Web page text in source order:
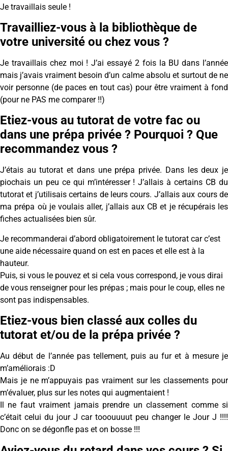
Je travaillais seule !
Travailliez-vous à la bibliothèque de
votre université ou chez vous ?
Je travaillais chez moi ! J’ai essayé 2 fois la BU dans l’année
mais j’avais vraiment besoin d’un calme absolu et surtout de ne
voir personne (de paces en tout cas) pour être vraiment à fond
(pour ne PAS me comparer !!)
Etiez-vous au tutorat de votre fac ou
dans une prépa privée ? Pourquoi ? Que
recommandez vous ?
J’étais au tutorat et dans une prépa privée. Dans les deux je
piochais un peu ce qui m’intéresser ! J’allais à certains CB du
tutorat et j’utilisais certains de leurs cours. J’allais aux cours de
ma prépa où je voulais aller, j’allais aux CB et je récupérais les
fiches actualisées bien sûr.
Je recommanderai d’abord obligatoirement le tutorat car c’est
une aide nécessaire quand on est en paces et elle est à la
hauteur.
Puis, si vous le pouvez et si cela vous correspond, je vous dirai
de vous renseigner pour les prépas ; mais pour le coup, elles ne
sont pas indispensables.
Etiez-vous bien classé aux colles du
tutorat et/ou de la prépa privée ?
Au début de l’année pas tellement, puis au fur et à mesure je
m’améliorais :D
Mais je ne m’appuyais pas vraiment sur les classements pour
m’évaluer, plus sur les notes qui augmentaient !
Il ne faut vraiment jamais prendre un classement comme si
c’était celui du jour J car tooouuuut peu changer le Jour J !!!!
Donc on se dégonfle pas et on bosse !!!